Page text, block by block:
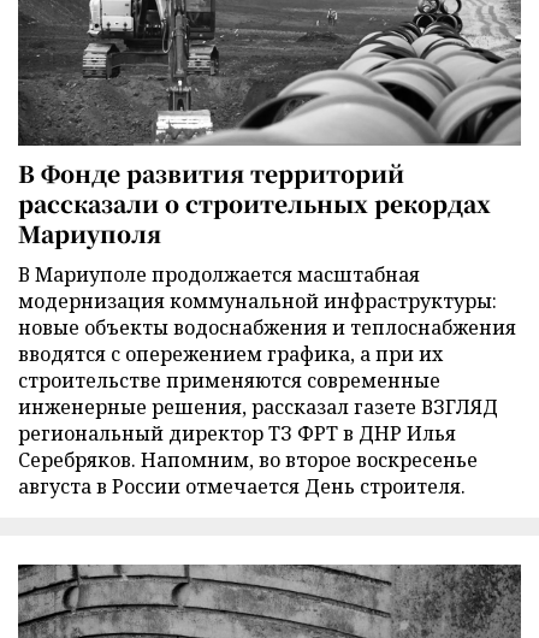
В Фонде развития территорий
рассказали о строительных рекордах
Мариуполя
В Мариуполе продолжается масштабная
модернизация коммунальной инфраструктуры:
новые объекты водоснабжения и теплоснабжения
вводятся с опережением графика, а при их
строительстве применяются современные
инженерные решения, рассказал газете ВЗГЛЯД
региональный директор ТЗ ФРТ в ДНР Илья
Серебряков. Напомним, во второе воскресенье
августа в России отмечается День строителя.